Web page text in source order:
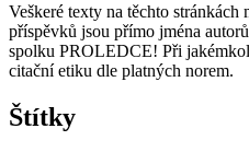
Veškeré texty na těchto
příspěvků jsou přímo jména
spolku PROLEDCE! Při
citační etiku dle platných norem.
Štítky